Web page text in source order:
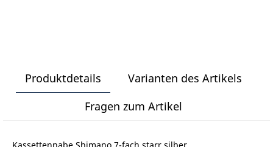
Produktdetails
Varianten des Artikels
Fragen zum Artikel